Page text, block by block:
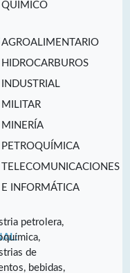
QUÍMICO
AGROALIMENTARIO
HIDROCARBUROS
INDUSTRIAL
MILITAR
MINERÍA
PETROQUÍMICA
TELECOMUNICACIONES
E INFORMÁTICA
petrolera,
de
bebidas,